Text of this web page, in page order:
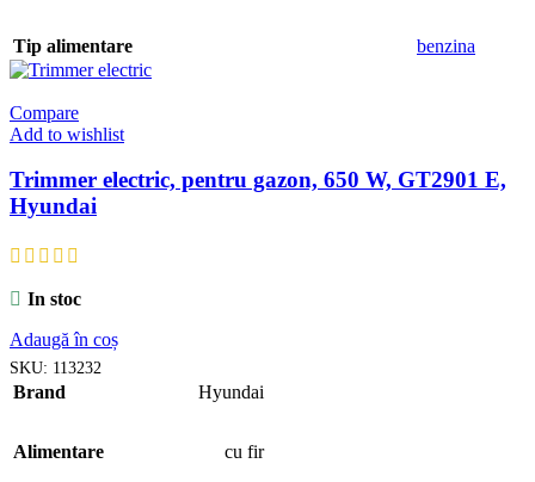
Tip alimentare benzina
Compare
Add to wishlist
Trimmer electric, pentru gazon, 650 W, GT2901 E,
Hyundai
In stoc
Adaugă în coș
SKU: 113232
Brand Hyundai
Alimentare cu fir